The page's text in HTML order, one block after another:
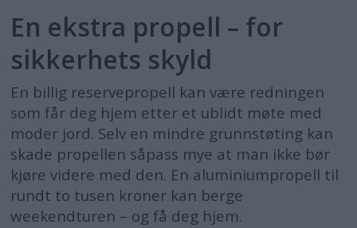
En ekstra propell – for
sikkerhets skyld
En billig reservepropell kan være redningen
som får deg hjem etter et ublidt møte med
moder jord. Selv en mindre grunnstøting kan
skade propellen såpass mye at man ikke bør
kjøre videre med den. En aluminiumpropell til
rundt to tusen kroner kan berge
weekendturen – og få deg hjem.